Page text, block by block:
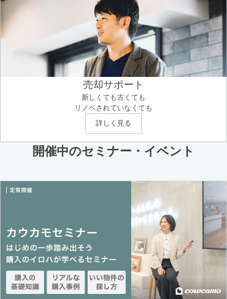
売却サポート
新しくても古くても
リノベされていなくても
詳しく見る
開催中のセミナー・イベント